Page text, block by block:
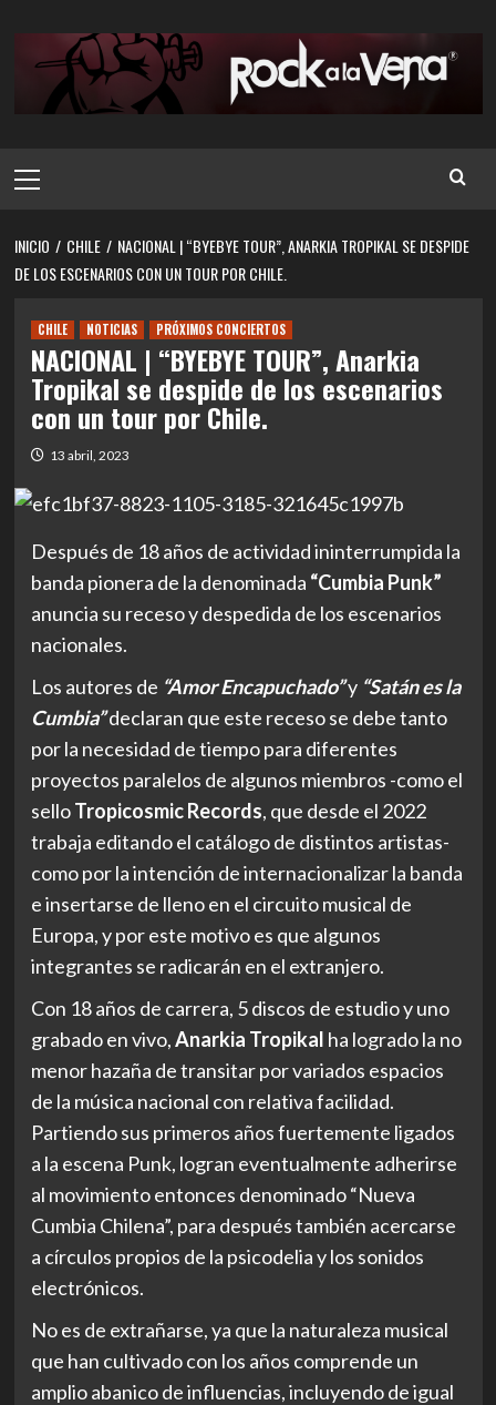
contenido
principal
INICIO CHILE
NACIONAL | “BYEBYE TOUR”, ANARKIA TROPIKAL SE DESPIDE
DE LOS ESCENARIOS CON UN TOUR POR CHILE.
CHILE NOTICIAS PRÓXIMOS CONCIERTOS
NACIONAL | “BYEBYE TOUR”, Anarkia
Tropikal se despide de los escenarios
con un tour por Chile.
13 abril, 2023
Después de 18 años de actividad ininterrumpida la
banda pionera de la denominada “Cumbia Punk”
anuncia su receso y despedida de los escenarios
nacionales.
Los autores de “Amor Encapuchado”y “Satán es la
Cumbia”declaran que este receso se debe tanto
por la necesidad de tiempo para diferentes
proyectos paralelos de algunos miembros -como el
selloTropicosmic Records, que desde el 2022
trabaja editando el catálogo de distintos artistas-
como por la intención de internacionalizar la banda
e insertarse de lleno en el circuito musical de
Europa, y por este motivo es que algunos
integrantes se radicarán en el extranjero.
Con 18 años de carrera, 5 discos de estudio y uno
grabado en vivo,Anarkia Tropikal ha logrado la no
menor hazaña de transitar por variados espacios
de la música nacional con relativa facilidad.
Partiendo sus primeros años fuertemente ligados
a la escena Punk, logran eventualmente adherirse
al movimiento entonces denominado “Nueva
Cumbia Chilena”, para después también acercarse
a círculos propios de la psicodelia y los sonidos
electrónicos.
No es de extrañarse, ya que la naturaleza musical
que han cultivado con los años comprende un
amplio abanico de influencias, incluyendo de igual